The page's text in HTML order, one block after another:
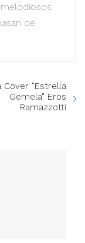
de
Cover "Estrella
Gemela" Eros
Ramazzotti